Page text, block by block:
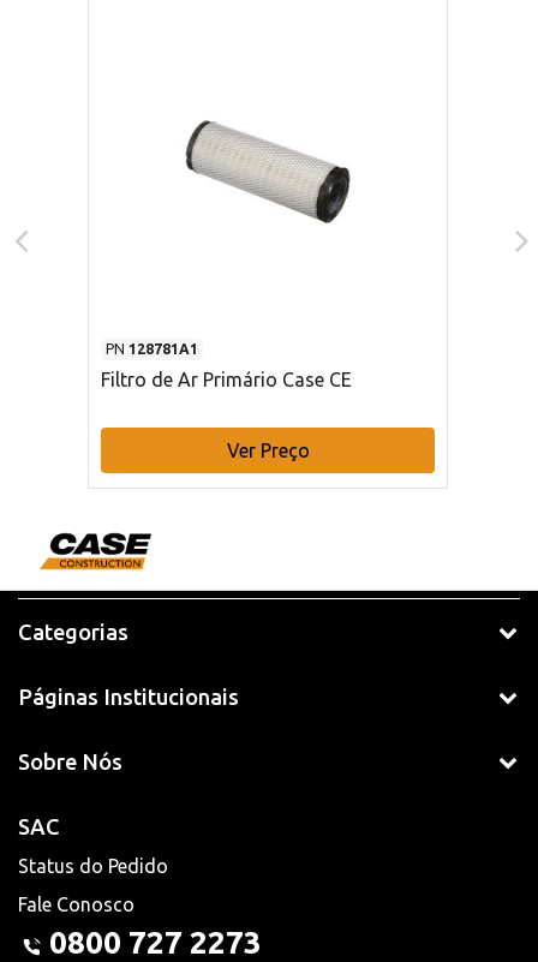
PN 128781A1
Filtro de Ar Primário Case CE
Ver Preço
Categorias
Páginas Institucionais
Sobre Nós
SAC
Status do Pedido
Fale Conosco
0800 727 2273